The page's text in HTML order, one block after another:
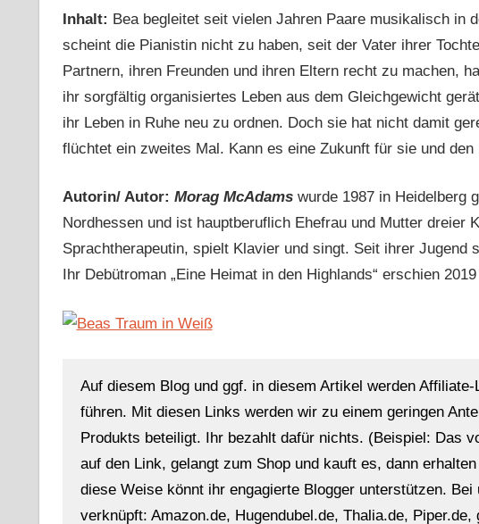
Inhalt: Bea begleitet seit vielen Jahren Paare musikalisch in
scheint die Pianistin nicht zu haben, seit der Vater ihrer
Partnern, ihren Freunden und ihren Eltern recht zu machen,
ihr sorgfältig organisiertes Leben aus dem Gleichgewicht
ihr Leben in Ruhe neu zu ordnen. Doch sie hat nicht damit
flüchtet ein zweites Mal. Kann es eine Zukunft für sie und
Autorin/ Autor: Morag McAdamswurde 1987 in Heidelberg
Nordhessen und ist hauptberuflich Ehefrau und Mutter dreier
Sprachtherapeutin, spielt Klavier und singt. Seit ihrer Jugend
Ihr Debütroman „Eine Heimat in den Highlands“ erschien
Auf diesem Blog und ggf. in diesem Artikel werden
führen. Mit diesen Links werden wir zu einem geringen
Produkts beteiligt. Ihr bezahlt dafür nichts. (Beispiel: Das
auf den Link, gelangt zum Shop und kauft es, dann
diese Weise könnt ihr engagierte Blogger unterstützen.
verknüpft: Amazon.de, Hugendubel.de, Thalia.de,